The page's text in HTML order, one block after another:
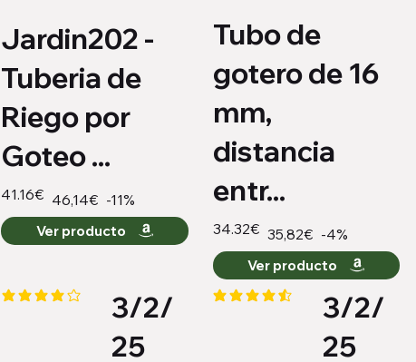
Jardin202 -
Tuberia de
Riego por
Goteo ...
41.16€ 46,14€ -11%
Ver producto
Tubo de
gotero de 16
mm,
distancia
entr...
34.32€ 35,82€ -4%
Ver producto
la calificación promedio es 4.2 de 5
3/2/
25
la calificación promedio es 4.4
3/2/
25